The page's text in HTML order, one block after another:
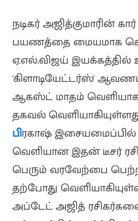
நடிகர் அஜித்குமாரின்
பயணத்தை மையமாக
ஏ.எல்.விஜய் இயக்கத்தில்
'கிளாடியேட்டர்ஸ்'
ஆகஸ்ட் மாதம்
தகவல்
பிரகாஷ் இசையமைப்பில்
வெளியான இதன் டீசர்
பெரும் வரவேற்பை
தற்போது
அப்டேட் அஜித்